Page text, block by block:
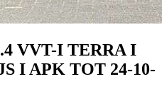
VVT-I TERRA I
I APK TOT 24-10-